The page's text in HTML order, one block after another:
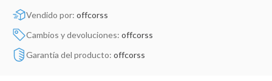
Vendido por: offcorss
Cambios y devoluciones: offcorss
Garantía del producto: offcorss